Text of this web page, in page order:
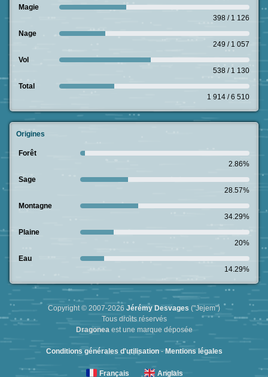
Magie
398 / 1 126
Nage
249 / 1 057
Vol
538 / 1 130
Total
1 914 / 6 510
Origines
Forêt
2.86%
Sage
28.57%
Montagne
34.29%
Plaine
20%
Eau
14.29%
Copyright © 2007-2026 Jérémy Desvages ("Jejem")
Tous droits réservés
Dragoneaest une marque déposée
Conditions générales d'utilisation- Mentions légales
Français Anglais